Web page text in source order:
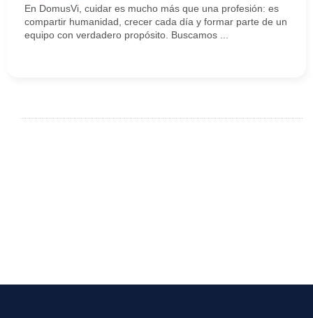
En DomusVi, cuidar es mucho más que una profesión: es
compartir humanidad, crecer cada día y formar parte de un
equipo con verdadero propósito. Buscamos ...